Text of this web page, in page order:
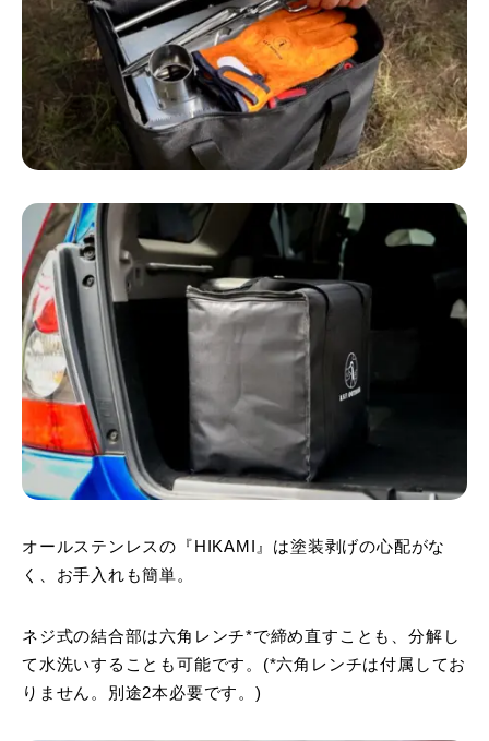
オールステンレスの『HIKAMI』は塗装剥げの心配がな
く、お手入れも簡単。
ネジ式の結合部は六角レンチ*で締め直すことも、分解し
て水洗いすることも可能です。(*六角レンチは付属してお
りません。別途2本必要です。)